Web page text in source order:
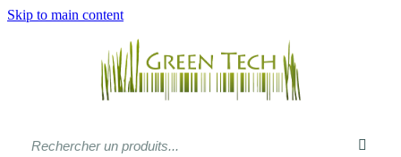
Skip to main content